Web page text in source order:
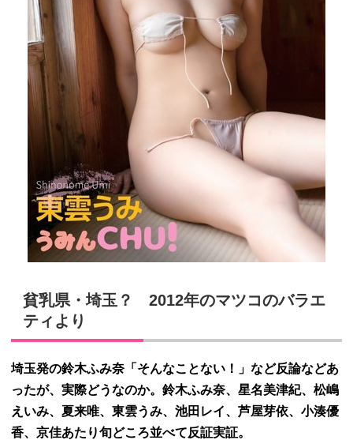
貧乳県・埼玉？ 2012年のマツコのバラエ
ティより
埼玉発の鈴木ふみ奈「そんなことない！」など反論などあ
ったが、実際どうなのか。鈴木ふみ奈、星名美津紀、松嶋
えいみ、夏来唯、東雲うみ、池田レイ、芦屋芽依、小湊優
香、京佳あたり旬どころ並べて反証実証。